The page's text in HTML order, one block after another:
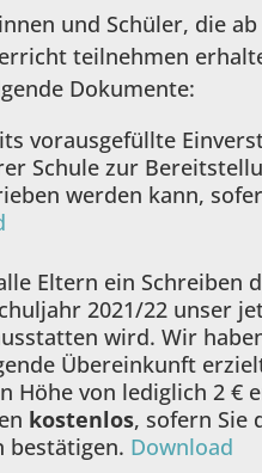
und Schüler, die
teilnehmen
Dokumente:
vorausgefüllte
Schule zur
werden kann,
Eltern ein Schreiben
2021/22 unser
wird. Wir
Übereinkunft
Höhe von lediglich 2 €
kostenlos, sofern Sie
bestätigen. Download